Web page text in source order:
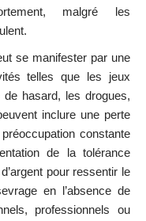
malgré les
se manifester par une
telles que les jeux
hasard, les drogues,
inclure une perte
constante
de la tolérance
pour ressentir le
en l’absence de
professionnels ou